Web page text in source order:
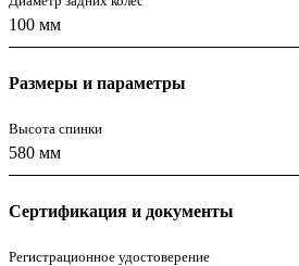
100 мм
Размеры и параметры
Высота спинки
580 мм
Сертификация и документы
Регистрационное удостоверение